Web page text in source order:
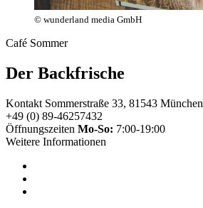
© wunderland media GmbH
Café Sommer
Der Backfrische
Kontakt Sommerstraße 33, 81543 München
+49 (0) 89-46257432
Öffnungszeiten Mo-So: 7:00-19:00
Weitere Informationen